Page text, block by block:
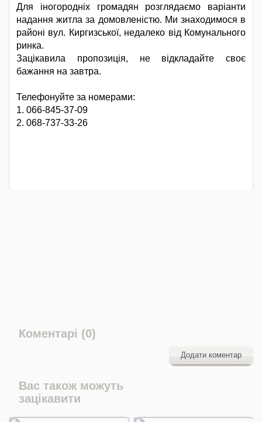
Для іногородніх громадян розглядаємо варіанти
надання житла за домовленістю. Ми знаходимося в
районі вул. Киргизської, недалеко від Комунального
ринка.
Зацікавила пропозиція, не відкладайте своє
бажання на завтра.
Телефонуйте за номерами:
1. 066-845-37-09
2. 068-737-33-26
Коментарі (0)
Додати коментар
Вас також можуть
зацікавити